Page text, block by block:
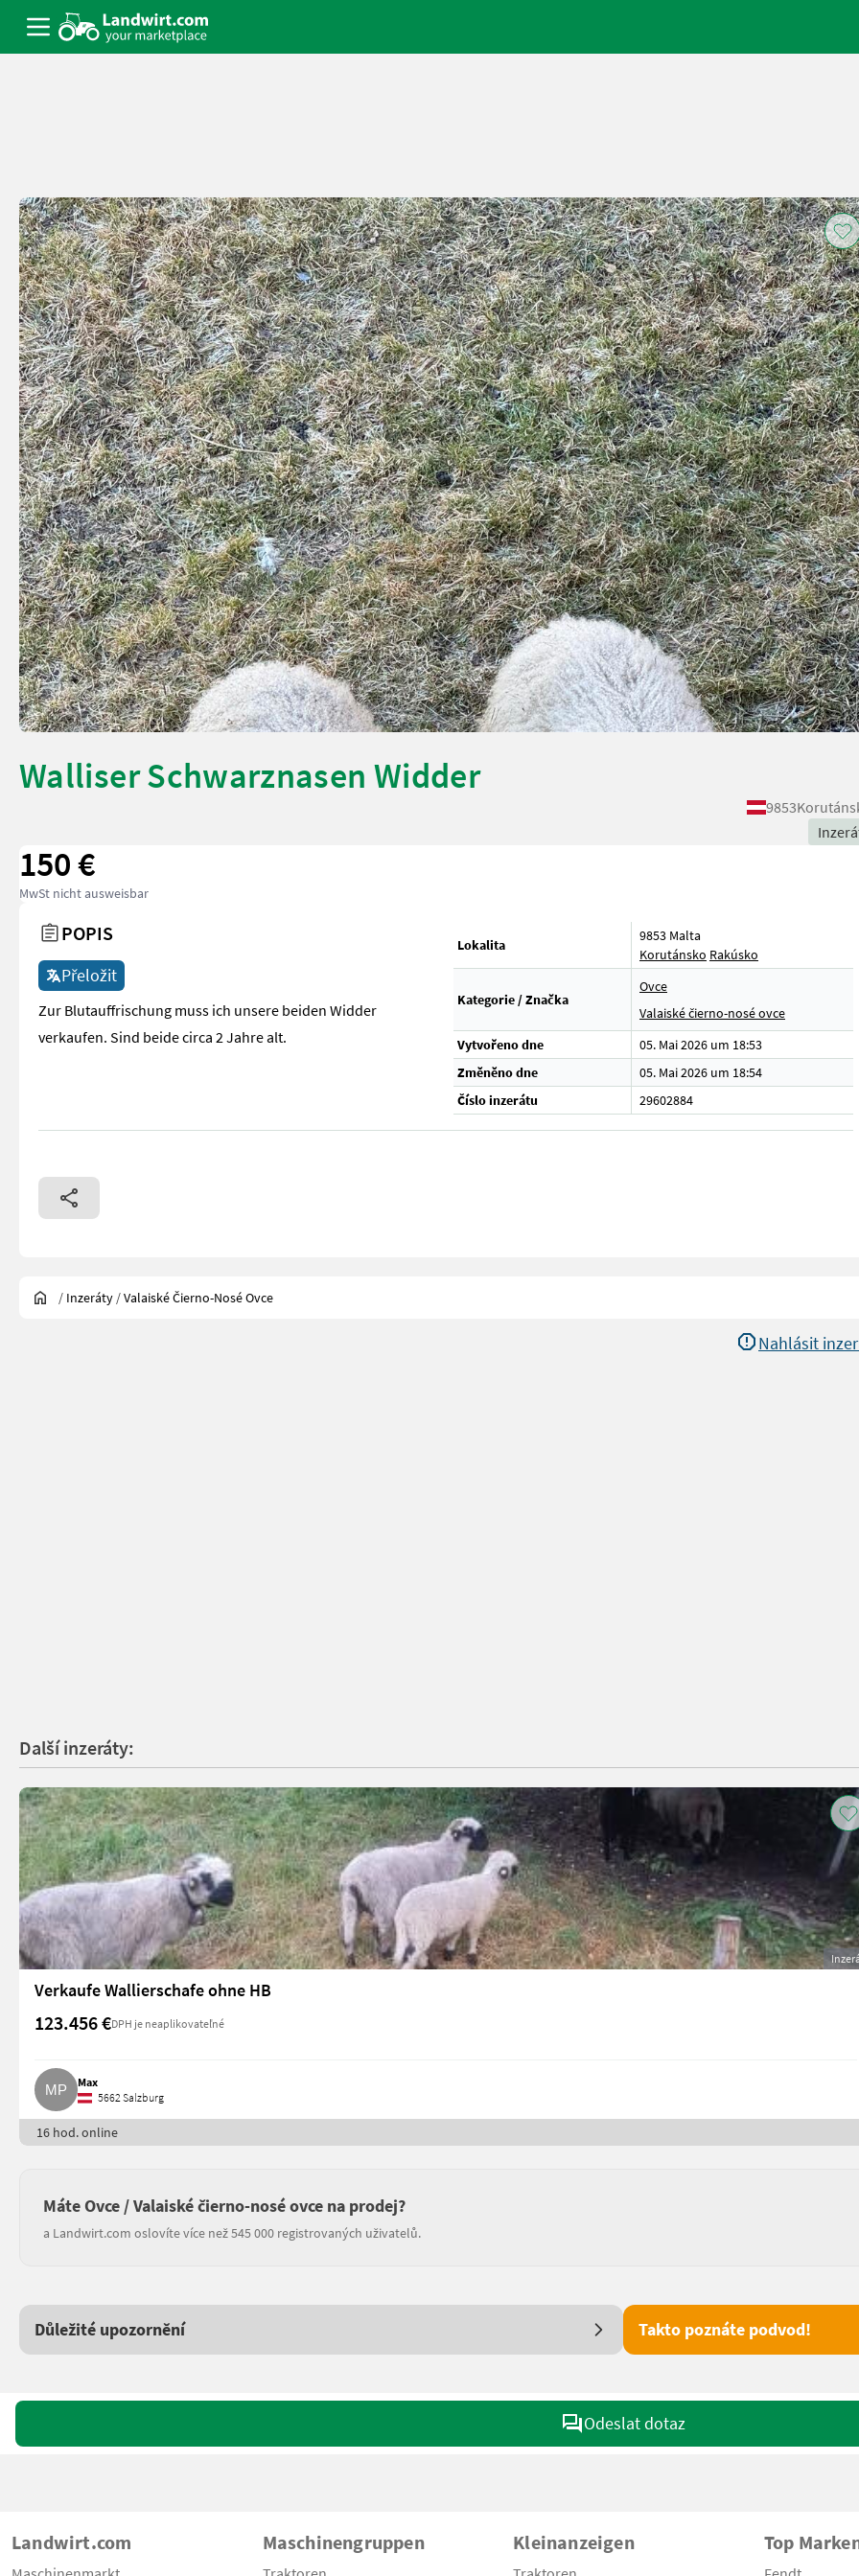
Walliser Schwarznasen Widder
9853
150 €
MwSt nicht ausweisbar
POPIS
Přeložit
Zur Blutauffrischung muss ich unsere beiden Widder
verkaufen. Sind beide circa 2 Jahre alt.
Lokalita
9853 Malta
Korutánsko Rakúsko
Kategorie / Značka
Ovce
Valaiské čierno-nosé ovce
Vytvořeno dne
05. Mai 2026 um 18:53
Změněno dne
05. Mai 2026 um 18:54
Číslo inzerátu
29602884
/ Inzeráty /Valaiské Čierno-Nosé Ovce
Nahlásit
Další inzeráty:
Verkaufe Wallierschafe ohne HB
123.456 €DPH je neaplikovateľné
Max
5662 Salzburg
16 hod. online
Máte Ovce / Valaiské čierno-nosé ovce na prodej?
a Landwirt.com oslovíte více než 545 000 registrovaných uživatelů.
Důležité upozornění Takto poznáte podvod!
Odeslat dotaz
Landwirt.com Maschinengruppen Kleinanzeigen Top